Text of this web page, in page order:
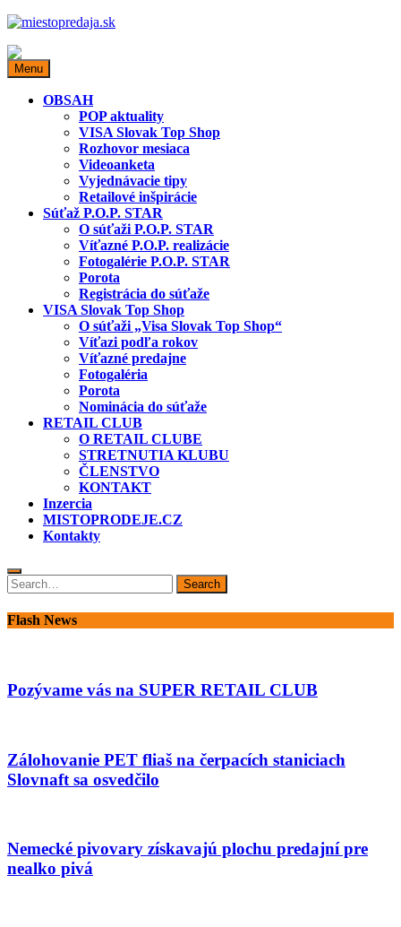
miestopredaja.sk
Miesto predaja
Menu
OBSAH
POP aktuality
VISA Slovak Top Shop
Rozhovor mesiaca
Videoanketa
Vyjednávacie tipy
Retailové inšpirácie
Súťaž P.O.P. STAR
O súťaži P.O.P. STAR
Víťazné P.O.P. realizácie
Fotogalérie P.O.P. STAR
Porota
Registrácia do súťaže
VISA Slovak Top Shop
O súťaži „Visa Slovak Top Shop“
Víťazi podľa rokov
Víťazné predajne
Fotogaléria
Porota
Nominácia do súťaže
RETAIL CLUB
O RETAIL CLUBE
STRETNUTIA KLUBU
ČLENSTVO
KONTAKT
Inzercia
MISTOPRODEJE.CZ
Kontakty
Search
for:
Search
Flash News
Pozývame vás na SUPER RETAIL CLUB
Zálohovanie PET fliaš na čerpacích staniciach
Slovnaft sa osvedčilo
Nemecké pivovary získavajú plochu predajní pre
nealko pivá